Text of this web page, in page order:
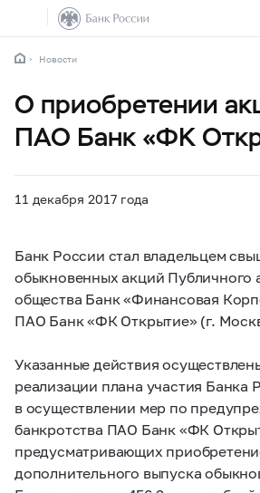
Новости
О приобретении
ПАО Банк «ФК
11 декабря 2017 года
Банк России стал владельцем
обыкновенных акций Публичного
общества Банк «Финансовая
ПАО Банк «ФК Открытие» (г.
Указанные действия
реализации плана участия Банка
в осуществлении мер по
банкротства ПАО Банк «ФК
предусматривающих
дополнительного выпуска